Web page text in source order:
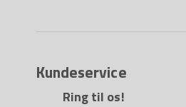
Kundeservice
Ring til os!